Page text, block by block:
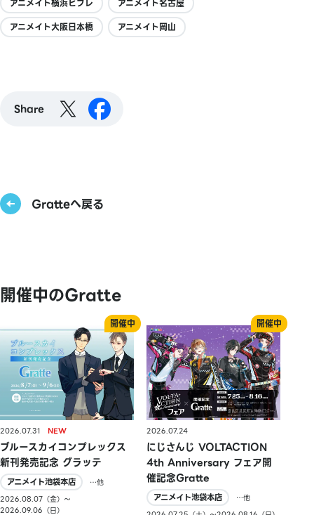
アニメイト横浜ビブレ
アニメイト名古屋
アニメイト大阪日本橋
アニメイト岡山
Share
Gratteへ戻る
開催中のGratte
2026.07.31
ブルースカイコンプレックス
新刊発売記念 グラッテ
アニメイト池袋本店
…他
2026.08.07（金）〜
2026.09.06（日）
2026.07.24
にじさんじ VOLTACTION
4th Anniversary フェア開
催記念Gratte
アニメイト池袋本店
…他